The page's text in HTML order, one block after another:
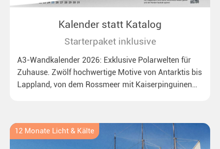
Kalender statt Katalog
Starterpaket inklusive
A3-Wandkalender 2026: Exklusive Polarwelten für
Zuhause. Zwölf hochwertige Motive von Antarktis bis
Lappland, von dem Rossmeer mit Kaiserpinguinen
12 Monate Licht & Kälte